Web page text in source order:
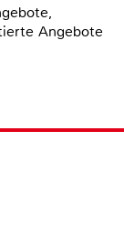
Angebote